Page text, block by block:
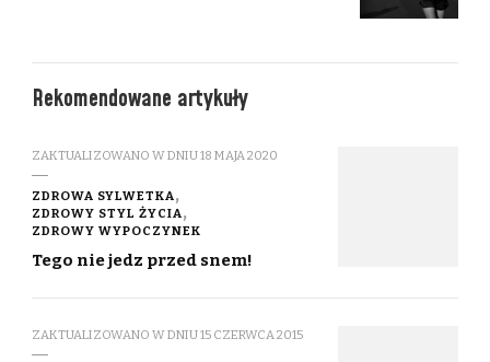
Rekomendowane artykuły
ZAKTUALIZOWANO W DNIU18 MAJA 2020
ZDROWA SYLWETKA
ZDROWY STYL ŻYCIA
ZDROWY WYPOCZYNEK
Tego nie jedz przed snem!
ZAKTUALIZOWANO W DNIU15 CZERWCA 2015